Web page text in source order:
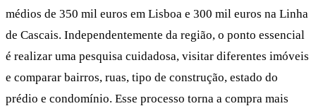
médios de 350 mil euros em Lisboa e 300 mil euros na Linha
de Cascais. Independentemente da região, o ponto essencial
é realizar uma pesquisa cuidadosa, visitar diferentes imóveis
e comparar bairros, ruas, tipo de construção, estado do
prédio e condomínio. Esse processo torna a compra mais